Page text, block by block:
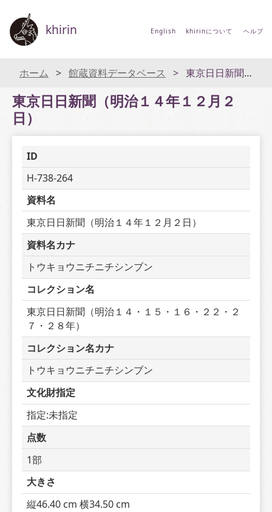
khirin English khirinについて ヘルプ
ホーム 館蔵資料データベース 東京日日新聞（明治１４年１２月２日）
東京日日新聞（明治１４年１２月２
日）
ID
H-738-264
資料名
東京日日新聞（明治１４年１２月２日）
資料名カナ
トウキョウニチニチシンブン
コレクション名
東京日日新聞（明治１４・１５・１６・２２・２
７・２８年）
コレクション名カナ
トウキョウニチニチシンブン
文化財指定
指定:未指定
点数
1部
大きさ
縦46.40 cm 横34.50 cm